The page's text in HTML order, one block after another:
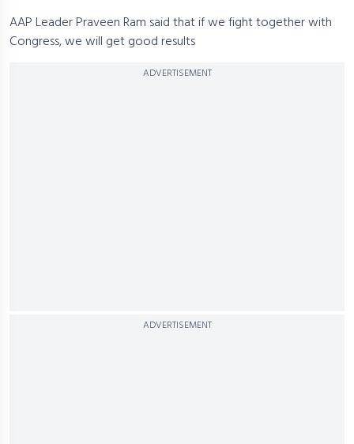
AAP Leader Praveen Ram said that if we fight together with
Congress, we will get good results
ADVERTISEMENT
ADVERTISEMENT